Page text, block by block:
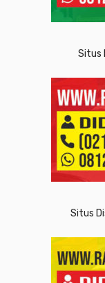
Situs
Situs